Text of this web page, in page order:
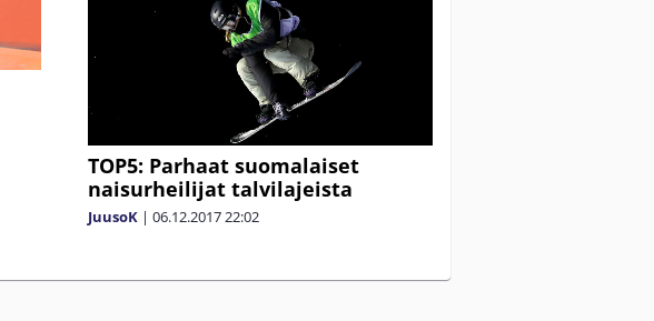
TOP5: Parhaat suomalaiset
naisurheilijat talvilajeista
JuusoK | 06.12.201722:02